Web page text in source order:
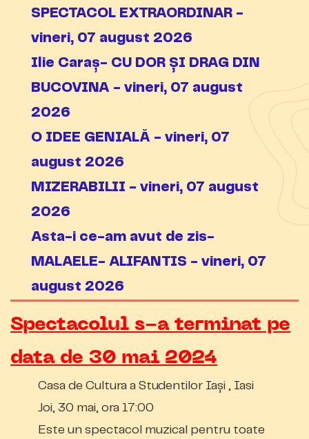
SPECTACOL EXTRAORDINAR -
vineri, 07 august 2026
Ilie Caraș- CU DOR ȘI DRAG DIN
BUCOVINA - vineri, 07 august
2026
O IDEE GENIALĂ - vineri, 07
august 2026
MIZERABILII - vineri, 07 august
2026
Asta-i ce-am avut de zis-
MALAELE- ALIFANTIS - vineri, 07
august 2026
Spectacolul s-a terminat pe
data de 30 mai 2024
Casa de Cultura a Studentilor Iași , Iasi
Joi, 30 mai, ora 17:00
Este un spectacol muzical pentru toate